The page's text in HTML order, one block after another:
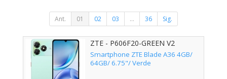
Ant. 01 02 03 ... 36 Sig.
ZTE - P606F20-GREEN V2
Smartphone ZTE Blade A36 4GB/
64GB/ 6.75"/ Verde